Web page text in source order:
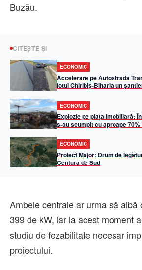
Buzău.
CITEȘTE ȘI
ECONOMIC
Accelerare pe Autostrada
lotul Chiribiș-Biharia un
ECONOMIC
Explozie pe piața imobiliară:
s-au scumpit cu aproape 70%
ECONOMIC
Proiect Major: Drum de
Centura de Sud
Ambele centrale ar urma să aibă
399 de kW, iar la acest moment
studiu de fezabilitate necesar
proiectului.